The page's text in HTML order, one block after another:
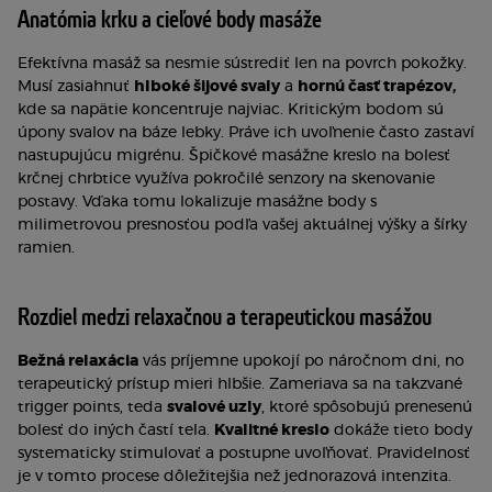
Anatómia krku a cieľové body masáže
Efektívna masáž sa nesmie sústrediť len na povrch pokožky.
Musí zasiahnuť hlboké šijové svaly a hornú časť trapézov,
kde sa napätie koncentruje najviac. Kritickým bodom sú
úpony svalov na báze lebky. Práve ich uvoľnenie často zastaví
nastupujúcu migrénu. Špičkové masážne kreslo na bolesť
krčnej chrbtice využíva pokročilé senzory na skenovanie
postavy. Vďaka tomu lokalizuje masážne body s
milimetrovou presnosťou podľa vašej aktuálnej výšky a šírky
ramien.
Rozdiel medzi relaxačnou a terapeutickou masážou
Bežná relaxácia vás príjemne upokojí po náročnom dni, no
terapeutický prístup mieri hlbšie. Zameriava sa na takzvané
trigger points, teda svalové uzly, ktoré spôsobujú prenesenú
bolesť do iných častí tela. Kvalitné kreslo dokáže tieto body
systematicky stimulovať a postupne uvoľňovať. Pravidelnosť
je v tomto procese dôležitejšia než jednorazová intenzita.